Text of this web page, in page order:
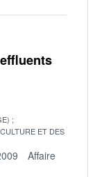
ET DES
Affaire